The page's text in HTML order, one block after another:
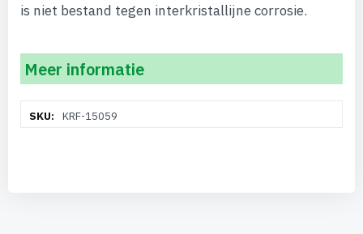
is niet bestand tegen interkristallijne corrosie.
Meer informatie
informatieKRF-15059